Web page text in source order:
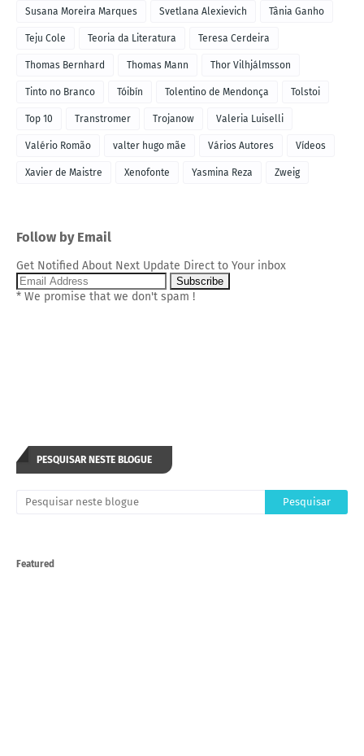
Susana Moreira Marques Svetlana Alexievich Tânia Ganho
Teju Cole Teoria da Literatura Teresa Cerdeira
Thomas Bernhard Thomas Mann Thor Vilhjálmsson
Tinto no Branco Tóibín Tolentino de Mendonça Tolstoi
Top 10 Transtromer Trojanow Valeria Luiselli
Valério Romão valter hugo mãe Vários Autores Vídeos
Xavier de Maistre Xenofonte Yasmina Reza Zweig
Follow by Email
Get Notified About Next Update Direct to Your inbox
* We promise that we don't spam !
PESQUISAR NESTE BLOGUE
Featured